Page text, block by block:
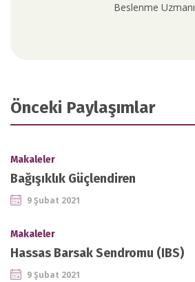
Beslenme Uzmanı
Önceki Paylaşımlar
Makaleler
Bağışıklık Güçlendiren
9 Şubat 2021
Makaleler
Hassas Barsak Sendromu (IBS)
9 Şubat 2021